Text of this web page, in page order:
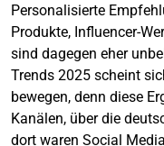
Personalisierte
Produkte, Influencer-
sind dagegen eher
Trends 2025 scheint
bewegen, denn diese
Kanälen, über die
dort waren Social